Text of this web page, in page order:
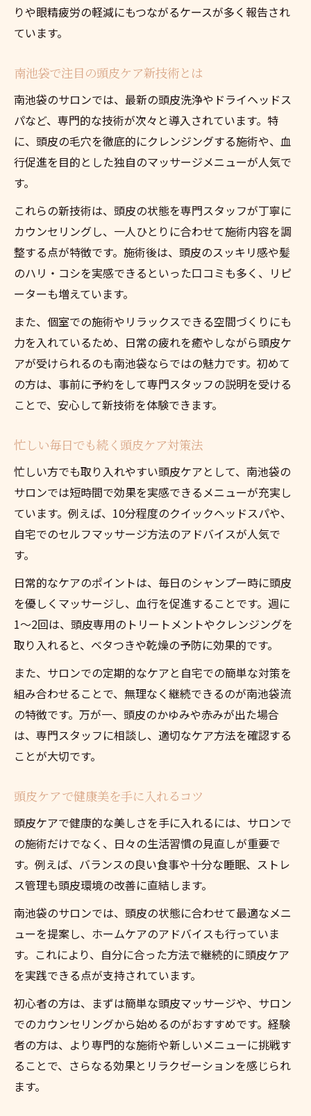
髪と心を癒す頭皮ケアの選び方と注意点
頭皮ケアマッサージで南池袋の癒し体験
専門技術による頭皮マッサージの効果とは
南池袋で忙しい人に人気の頭皮ケア法
肩こりや眼精疲労に効く頭皮ケアの魅力
頭皮ケアでベタつき乾燥の悩みを根本解決
南池袋で選ばれる頭皮ケア対策方法とは
頭皮ケアで健やかな頭皮環境を整えるコツ
季節ごとの頭皮ケアポイントと実践法
頭皮ケアで日々の悩みをスッキリ解消する
りや眼精疲労の軽減にもつながるケースが多く報告され
ています。
南池袋で注目の頭皮ケア新技術とは
南池袋のサロンでは、最新の頭皮洗浄やドライヘッドス
パなど、専門的な技術が次々と導入されています。特
に、頭皮の毛穴を徹底的にクレンジングする施術や、血
行促進を目的とした独自のマッサージメニューが人気で
す。
これらの新技術は、頭皮の状態を専門スタッフが丁寧に
カウンセリングし、一人ひとりに合わせて施術内容を調
整する点が特徴です。施術後は、頭皮のスッキリ感や髪
のハリ・コシを実感できるといった口コミも多く、リピ
ーターも増えています。
また、個室での施術やリラックスできる空間づくりにも
力を入れているため、日常の疲れを癒やしながら頭皮ケ
アが受けられるのも南池袋ならではの魅力です。初めて
の方は、事前に予約をして専門スタッフの説明を受ける
ことで、安心して新技術を体験できます。
忙しい毎日でも続く頭皮ケア対策法
忙しい方でも取り入れやすい頭皮ケアとして、南池袋の
サロンでは短時間で効果を実感できるメニューが充実し
ています。例えば、10分程度のクイックヘッドスパや、
自宅でのセルフマッサージ方法のアドバイスが人気で
す。
日常的なケアのポイントは、毎日のシャンプー時に頭皮
を優しくマッサージし、血行を促進することです。週に
1〜2回は、頭皮専用のトリートメントやクレンジングを
取り入れると、ベタつきや乾燥の予防に効果的です。
また、サロンでの定期的なケアと自宅での簡単な対策を
組み合わせることで、無理なく継続できるのが南池袋流
の特徴です。万が一、頭皮のかゆみや赤みが出た場合
は、専門スタッフに相談し、適切なケア方法を確認する
ことが大切です。
頭皮ケアで健康美を手に入れるコツ
頭皮ケアで健康的な美しさを手に入れるには、サロンで
の施術だけでなく、日々の生活習慣の見直しが重要で
す。例えば、バランスの良い食事や十分な睡眠、ストレ
ス管理も頭皮環境の改善に直結します。
南池袋のサロンでは、頭皮の状態に合わせて最適なメニ
ューを提案し、ホームケアのアドバイスも行っていま
す。これにより、自分に合った方法で継続的に頭皮ケア
を実践できる点が支持されています。
初心者の方は、まずは簡単な頭皮マッサージや、サロン
でのカウンセリングから始めるのがおすすめです。経験
者の方は、より専門的な施術や新しいメニューに挑戦す
ることで、さらなる効果とリラクゼーションを感じられ
ます。